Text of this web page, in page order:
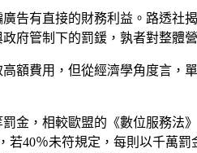
告有直接的財務利益。路透社
府管制下的罰鍰，孰者對整體
額費用，但從經濟學角度言
金，相較歐盟的《數位服務
40％未符規定，每則以千萬